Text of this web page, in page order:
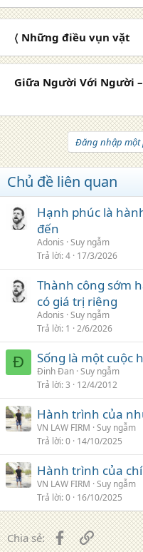
〈 Những điều vụn vặt
Giữa Người Với Người
Đăng nhập một
Chủ đề liên quan
Hạnh phúc là
đến
Adonis Suy ngẫm
Trả lời 4 17/3/2026
Thành công sớm
có giá trị riêng
Adonis Suy ngẫm
Trả lời 1 2/6/2026
Đ Sống là một cuộc
Đinh Đan Suy ngẫm
Trả lời 3 12/4/2012
Hành trình của
VN LAW FIRM Suy ngẫm
Trả lời 0 14/10/2025
Hành trình của
VN LAW FIRM Suy ngẫm
Trả lời 0 16/10/2025
Chia sẻ: FacebookLiên kết